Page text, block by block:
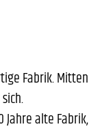
Fabrik.
Jahre alte